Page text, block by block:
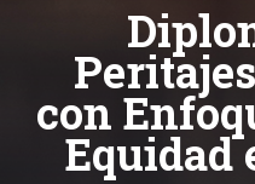
con
Equidad